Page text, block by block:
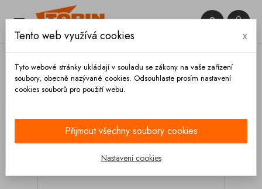
 

FELDBINDER
Tento web využívá cookies x
Tyto webové stránky ukládají v souladu se zákony na vaše zařízení
soubory, obecně nazývané cookies. Odsouhlaste prosím nastavení
cookies souborů pro použití webu.
Přijmout všechny soubory cookies
Nastavení cookies